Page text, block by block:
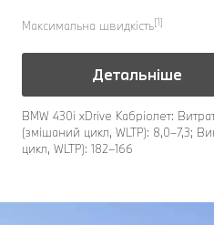
Максимальна швидкість[1]
Детальніше
BMW 430i xDrive Кабріолет:
(змішаний цикл, WLTP): 8,0–7,3;
цикл, WLTP): 182–166